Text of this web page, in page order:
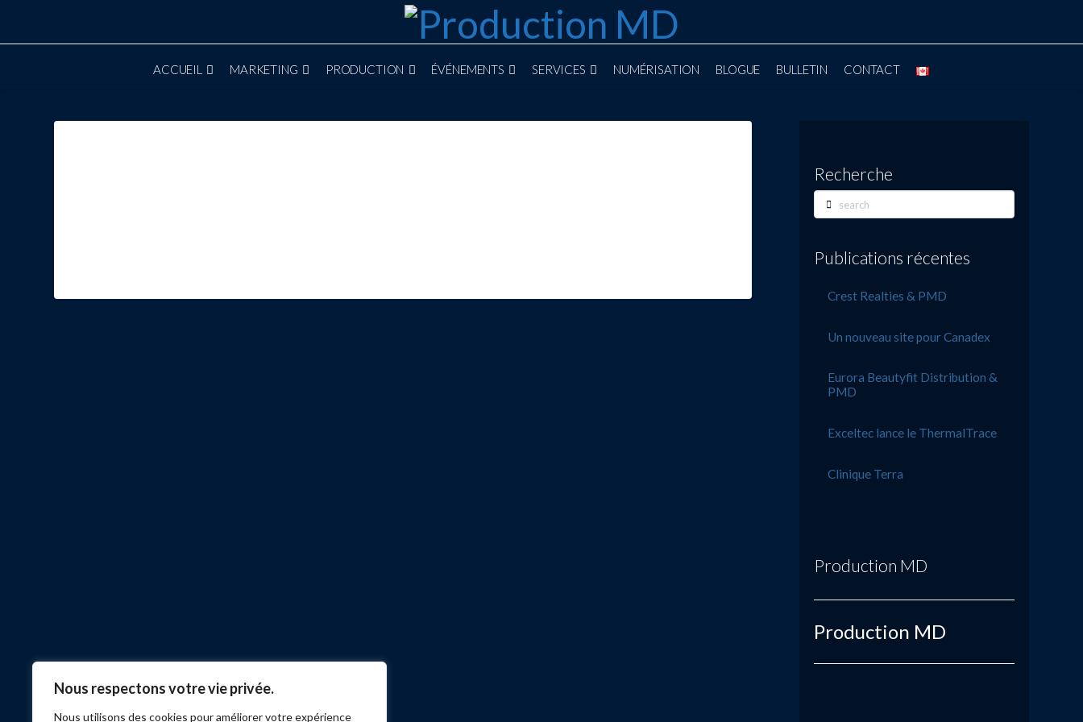
Nous respectons votre vie privée.
Nous utilisons des cookies pour améliorer votre expérience
ACCUEIL MARKETING PRODUCTION ÉVÉNEMENTS SERVICES NUMÉRISATION BLOGUE BULLETIN CONTACT
Recherche
Search
Publications récentes
Crest Realties & PMD
Un nouveau site pour Canadex
Eurora Beautyfit Distribution &
PMD
Exceltec lance le ThermalTrace
Clinique Terra
Production MD
Production MD